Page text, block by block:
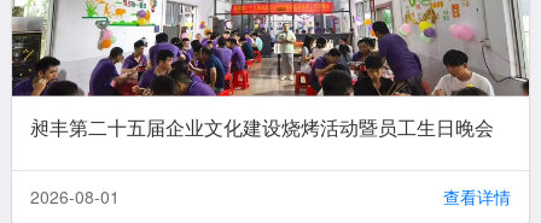
昶丰第二十五届企业文化建设烧烤活动暨员工生日晚会
2026-08-01 查看详情